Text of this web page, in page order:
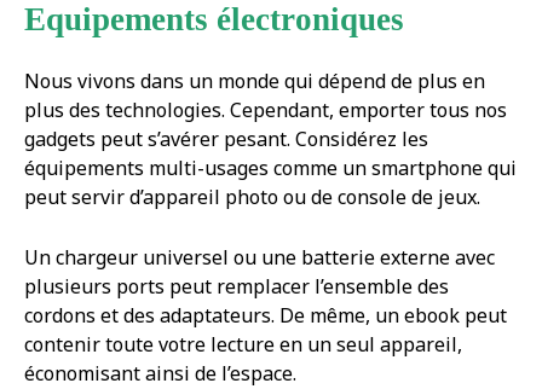
Equipements électroniques
Nous vivons dans un monde qui dépend de plus en
plus des technologies. Cependant, emporter tous nos
gadgets peut s’avérer pesant. Considérez les
équipements multi-usages comme un smartphone qui
peut servir d’appareil photo ou de console de jeux.
Un chargeur universel ou une batterie externe avec
plusieurs ports peut remplacer l’ensemble des
cordons et des adaptateurs. De même, un ebook peut
contenir toute votre lecture en un seul appareil,
économisant ainsi de l’espace.